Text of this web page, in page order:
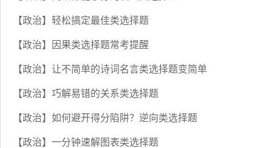
【政治】轻松搞定最佳类选择题
【政治】因果类选择题常考提醒
【政治】让不简单的诗词名言类选择题变简单
【政治】巧解易错的关系类选择题
【政治】如何避开得分陷阱？逆向类选择题
【政治】一分钟速解图表类选择题